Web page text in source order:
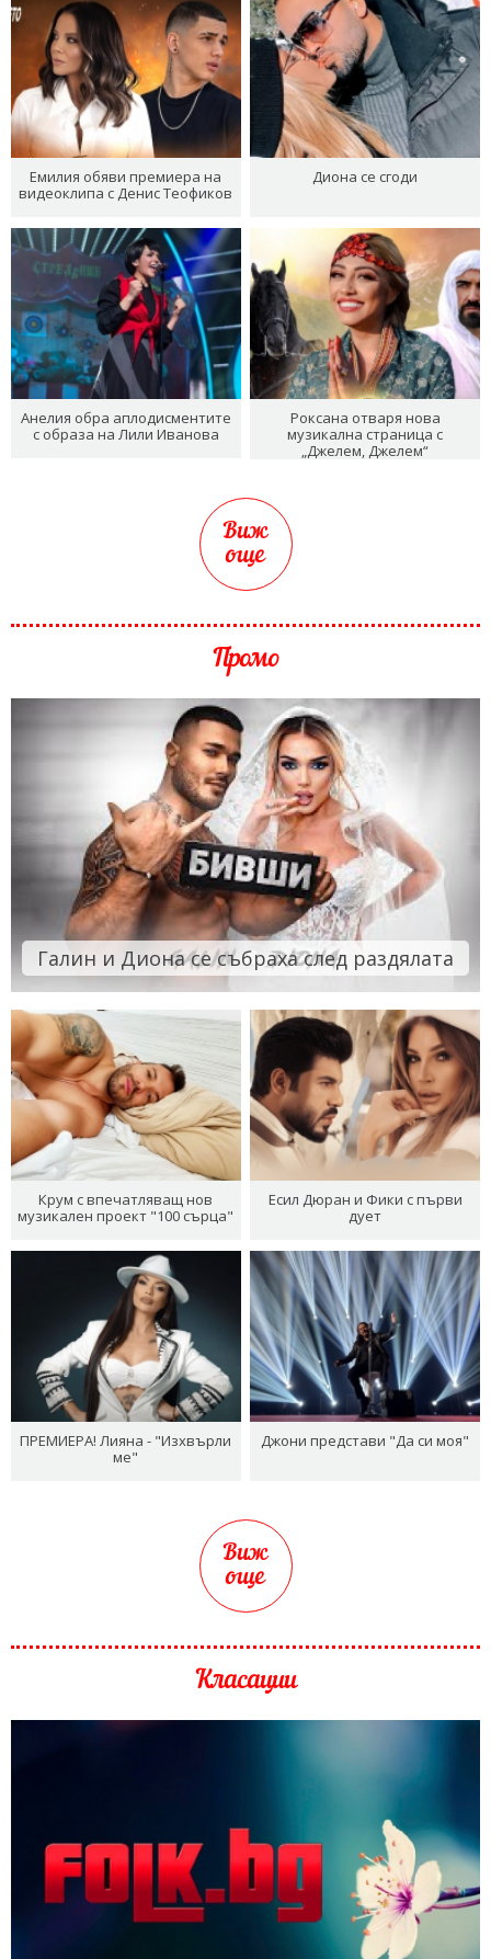
Емилия обяви премиера на
видеоклипа с Денис Теофиков
Диона се сгоди
Анелия обра аплодисментите
с образа на Лили Иванова
Роксана отваря нова
музикална страница с
„Джелем, Джелем“
Виж
още
Промо
Галин и Диона се събраха след раздялата
Крум с впечатляващ нов
музикален проект "100 сърца"
Есил Дюран и Фики с първи
дует
ПРЕМИЕРА! Лияна - "Изхвърли
ме"
Джони представи "Да си моя"
Виж
още
Класации